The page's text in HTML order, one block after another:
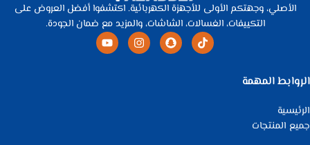
الأصلي، وجهتكم الأولى للأجهزة الكهربائية. اكتشفوا أفضل العروض على
التكييفات، الغسالات، الشاشات، والمزيد مع ضمان الجودة.
الروابط المهمة
الرئيسية
جميع المنتجات